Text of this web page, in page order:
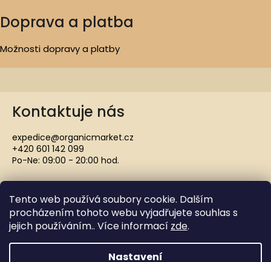
Tento web používá soubory cookie. Dalším
procházením tohoto webu vyjadřujete souhlas s
jejich používáním.. Více informací zde.
Nastavení
Doprava a platba
Možnosti dopravy a platby
Kontaktuje nás
expedice@organicmarket.cz
+420 601 142 099
Po-Ne: 09:00 - 20:00 hod.
Copyright 2021 ORGANICMARKET.CZ. Všechna práva